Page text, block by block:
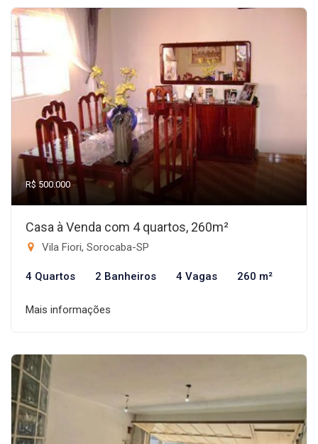
R$ 500.000
Casa à Venda com 4 quartos, 260m²
Vila Fiori, Sorocaba-SP
4 Quartos 2 Banheiros 4 Vagas 260 m²
Mais informações